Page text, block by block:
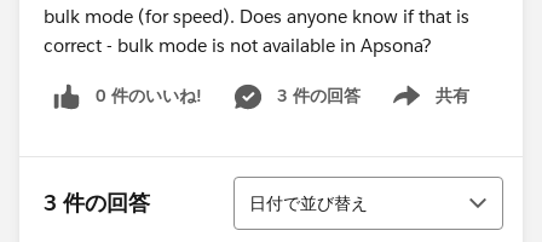
bulk mode (for speed). Does anyone know if that is
correct - bulk mode is not available in Apsona?
0 件のいいね! 3 件の回答 共有
Show menu
3 件の回答
並び替え
日付で並び替え